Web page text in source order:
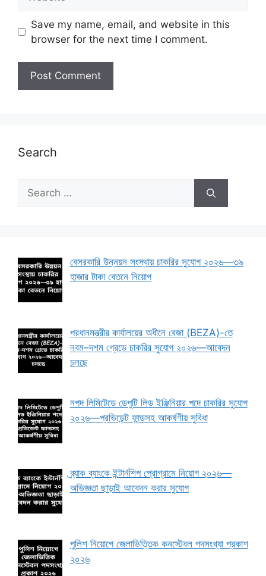
Save my name, email, and website in this
browser for the next time I comment.
Search
Search
for:
বেসরকারি উন্নয়ন সংস্থায় চাকরির সুযোগ ২০২৬—৩৯
হাজার টাকা বেতনে নিয়োগ
প্রধানমন্ত্রীর কার্যালয়ের অধীনে বেজা (BEZA)-তে
নবম–দশম গ্রেডে চাকরির সুযোগ ২০২৬—আবেদন
চলছে
নগদ লিমিটেডে ডেপুটি লিড ইঞ্জিনিয়ার পদে চাকরির সুযোগ
২০২৬—প্রভিডেন্ট ফান্ডসহ আকর্ষণীয় সুবিধা
ব্র্যাক ব্যাংকে ইন্টার্নশিপ প্রোগ্রামে নিয়োগ ২০২৬—
অভিজ্ঞতা ছাড়াই আবেদন করার সুযোগ
পুলিশ নিয়োগে জেলাভিত্তিক কনস্টেবল পদসংখ্যা প্রকাশ
২০২৬